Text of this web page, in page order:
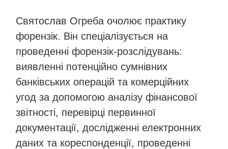
Святослав Огреба очолює практику
форензік. Він спеціалізується на
проведенні форензік-розслідувань:
виявленні потенційно сумнівних
банківських операцій та комерційних
угод за допомогою аналізу фінансової
звітності, перевірці первинної
документації, дослідженні електронних
даних та кореспонденції, проведенні